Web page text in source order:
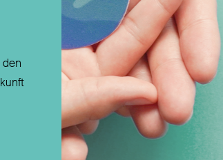
Direktversicherung
Pensionszusage
Pensionsfonds
Unterstützungskasse
den